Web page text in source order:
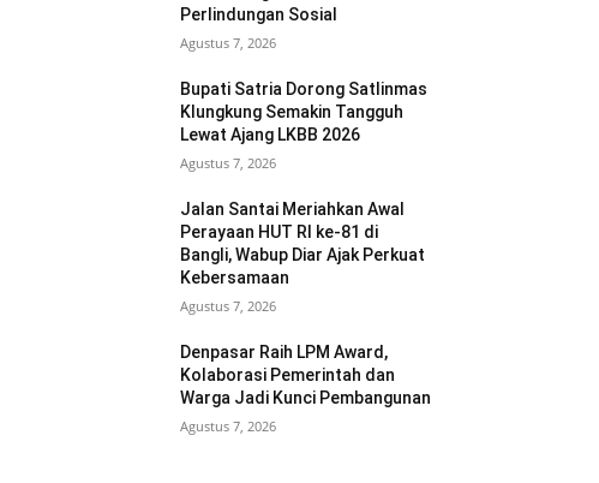
Perlindungan Sosial
Agustus 7, 2026
Bupati Satria Dorong Satlinmas
Klungkung Semakin Tangguh
Lewat Ajang LKBB 2026
Agustus 7, 2026
Jalan Santai Meriahkan Awal
Perayaan HUT RI ke-81 di
Bangli, Wabup Diar Ajak Perkuat
Kebersamaan
Agustus 7, 2026
Denpasar Raih LPM Award,
Kolaborasi Pemerintah dan
Warga Jadi Kunci Pembangunan
Agustus 7, 2026